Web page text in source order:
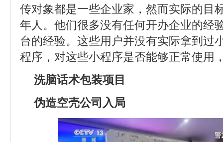
传对象都是一些企业家，然而实际的目
年人。他们很多没有任何开办企业的经
台的经验。这些用户并没有实际拿到过
程序，对这些小程序是否能够正常使用
洗脑话术包装项目
伪造空壳公司入局